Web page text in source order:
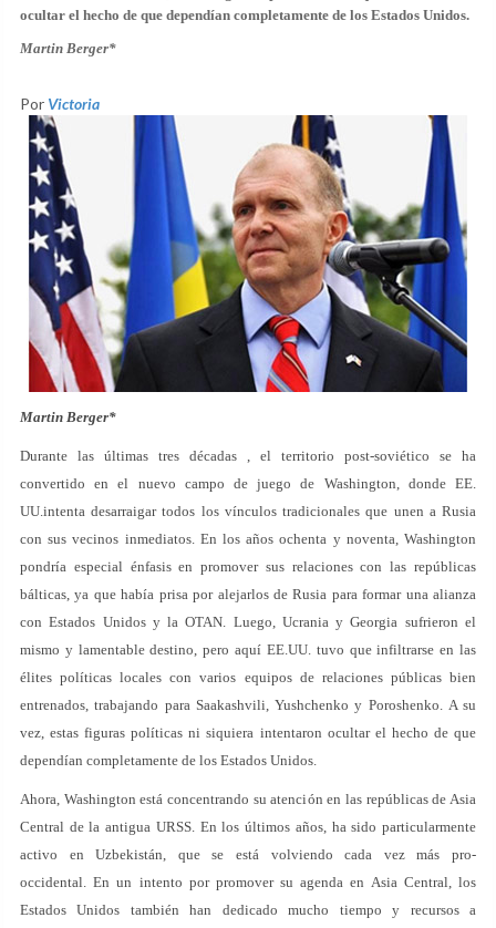
ocultar el hecho de que dependían completamente de los Estados Unidos.
Martin Berger*
Por Victoria
Martin Berger*
Durante las últimas tres décadas , el territorio post-soviético se ha
convertido en el nuevo campo de juego de Washington, donde EE.
UU.intenta desarraigar todos los vínculos tradicionales que unen a Rusia
con sus vecinos inmediatos. En los años ochenta y noventa, Washington
pondría especial énfasis en promover sus relaciones con las repúblicas
bálticas, ya que había prisa por alejarlos de Rusia para formar una alianza
con Estados Unidos y la OTAN. Luego, Ucrania y Georgia sufrieron el
mismo y lamentable destino, pero aquí EE.UU. tuvo que infiltrarse en las
élites políticas locales con varios equipos de relaciones públicas bien
entrenados, trabajando para Saakashvili, Yushchenko y Poroshenko. A su
vez, estas figuras políticas ni siquiera intentaron ocultar el hecho de que
dependían completamente de los Estados Unidos.
Ahora, Washington está concentrando su atención en las repúblicas de Asia
Central de la antigua URSS. En los últimos años, ha sido particularmente
activo en Uzbekistán, que se está volviendo cada vez más pro-
occidental. En un intento por promover su agenda en Asia Central, los
Estados Unidos también han dedicado mucho tiempo y recursos a